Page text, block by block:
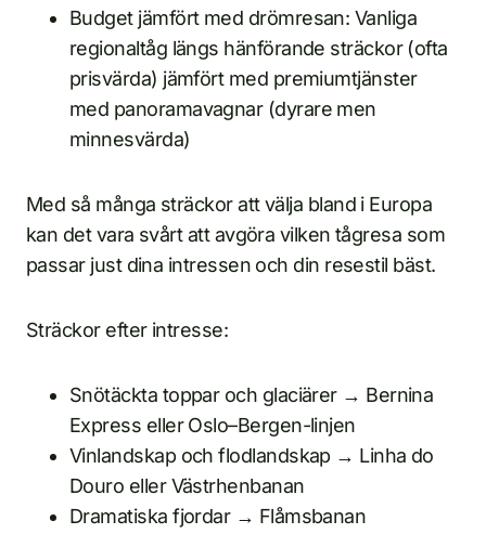
Budget jämfört med drömresan: Vanliga
regionaltåg längs hänförande sträckor (ofta
prisvärda) jämfört med premiumtjänster
med panoramavagnar (dyrare men
minnesvärda)
Med så många sträckor att välja bland i Europa
kan det vara svårt att avgöra vilken tågresa som
passar just dina intressen och din resestil bäst.
Sträckor efter intresse:
Snötäckta toppar och glaciärer → Bernina
Express eller Oslo–Bergen-linjen
Vinlandskap och flodlandskap → Linha do
Douro eller Västrhenbanan
Dramatiska fjordar → Flåmsbanan